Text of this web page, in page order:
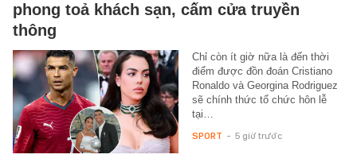
phong toả khách sạn, cấm cửa truyền
thông
Chỉ còn ít giờ nữa là đến thời
điểm được đồn đoán Cristiano
Ronaldo và Georgina Rodriguez
sẽ chính thức tổ chức hôn lễ
tại…
SPORT - 5 giờ trước